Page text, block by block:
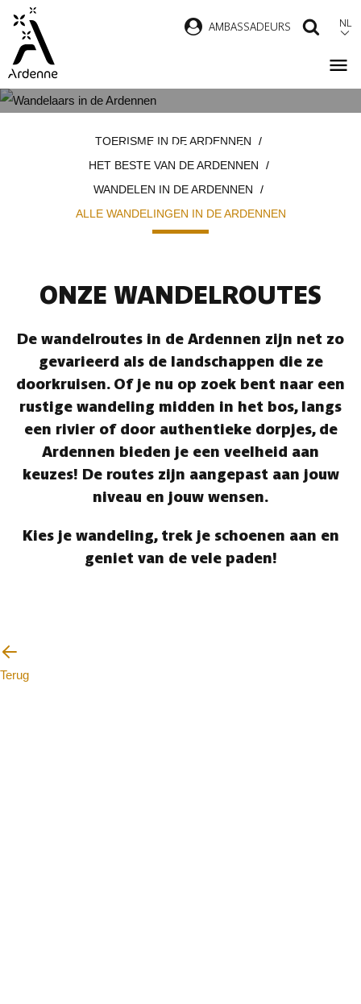
Overslaan
naar
inhoud
AMBASSADEURS NL
ARDENNEN
TOERISME IN DE ARDENNEN
HET BESTE VAN DE ARDENNEN
WANDELEN IN DE ARDENNEN
ALLE WANDELINGEN IN DE ARDENNEN
ONZE WANDELROUTES
De wandelroutes in de Ardennen zijn net zo
gevarieerd als de landschappen die ze
doorkruisen. Of je nu op zoek bent naar een
rustige wandeling midden in het bos, langs
een rivier of door authentieke dorpjes, de
Ardennen bieden je een veelheid aan
keuzes! De routes zijn aangepast aan jouw
niveau en jouw wensen.
Kies je wandeling, trek je schoenen aan en
geniet van de vele paden!
Terug